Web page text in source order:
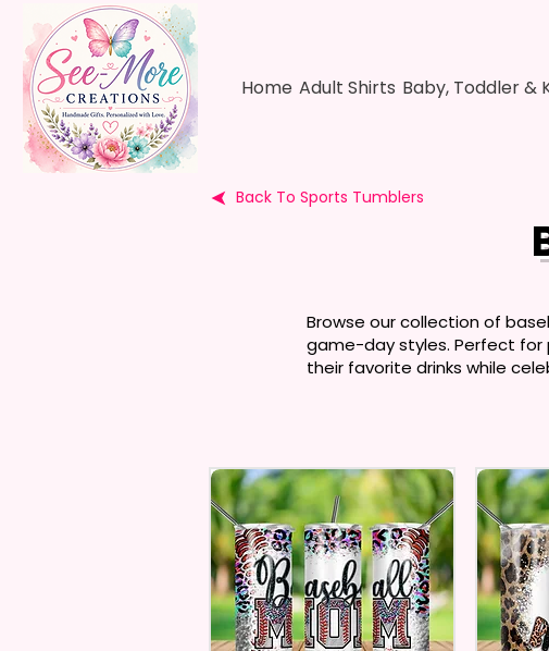
Home Adult Shirts Baby, Toddler &
Back To Sports Tumblers
Browse our collection of
game-day styles. Perfect for
their favorite drinks while